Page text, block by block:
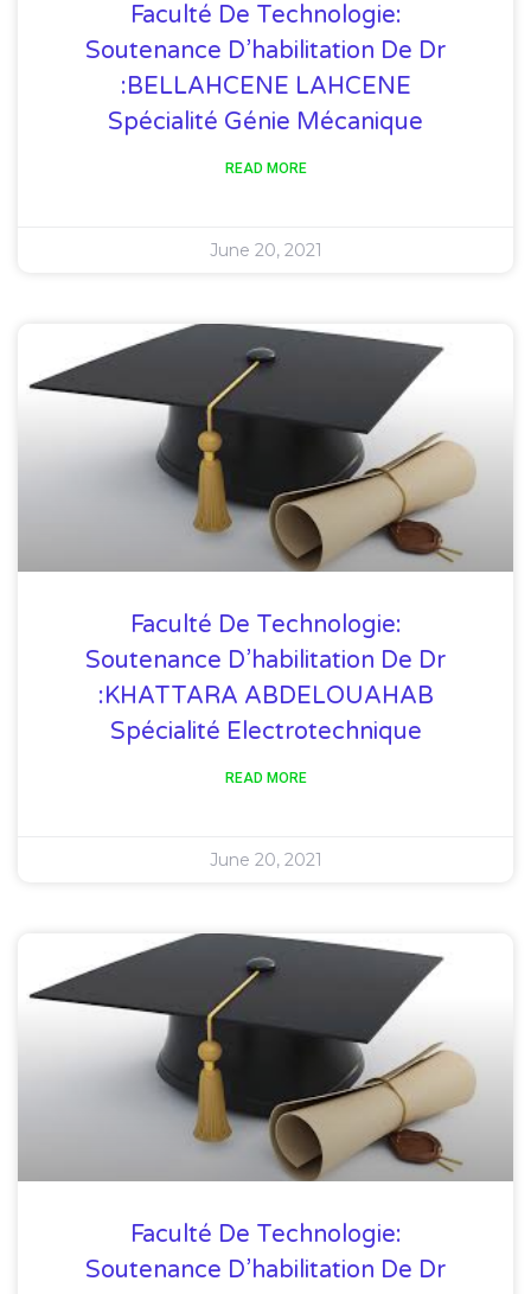
Faculté De Technologie:
Soutenance D’habilitation De Dr
:BELLAHCENE LAHCENE
Spécialité Génie Mécanique
READ MORE
June 20, 2021
Faculté De Technologie:
Soutenance D’habilitation De Dr
:KHATTARA ABDELOUAHAB
Spécialité Electrotechnique
READ MORE
June 20, 2021
Faculté De Technologie:
Soutenance D’habilitation De Dr